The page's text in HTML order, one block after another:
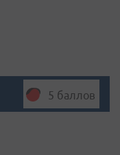
5 баллов